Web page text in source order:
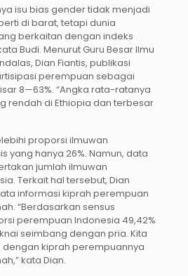
isu bias gender tidak menjadi
di barat, tetapi dunia
berkaitan dengan indeks
Budi. Menurut Guru Besar Ilmu
Dian Fiantis, publikasi
perempuan sebagai
8—63%. “Angka rata-ratanya
rendah di Ethiopia dan terbesar
proporsi ilmuwan
yang hanya 26%. Namun, data
jumlah ilmuwan
Terkait hal tersebut, Dian
informasi kiprah perempuan
“Berdasarkan sensus
perempuan Indonesia 49,42%
seimbang dengan pria. Kita
kiprah perempuannya
kata Dian.